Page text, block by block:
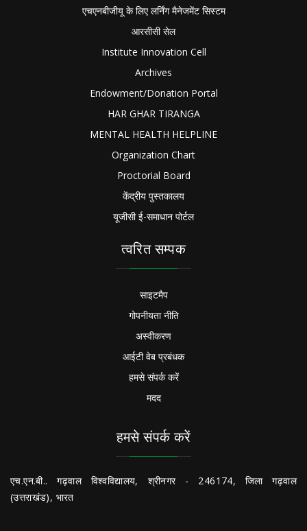
एचएनबीजीयू के लिए लर्निंग मैनेजमेंट सिस्टम
आरसीसी सेल
Institute Innovation Cell
Archives
Endowment/Donation Portal
HAR GHAR TIRANGA
MENTAL HEALTH HELPLINE
Organization Chart
Proctorial Board
केंद्रीय पुस्तकालय
यूजीसी ई-समाधान पोर्टल
त्वरित सम्पक
साइटमैप
गोपनीयता नीति
अस्वीकरण
आईटी वेब प्रबंधक
हमसे संपर्क करें
मदद
हमसे संपर्क करें
एच.एन.बी.. गढ़वाल विश्वविद्यालय, श्रीनगर - 246174, जिला गढ़वाल
(उत्तराखंड), भारत